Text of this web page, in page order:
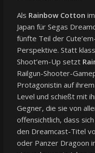
Als Rainbow Cotton
Japan für Segas
fünfte Teil der
Perspektive. Statt
Shoot’em-Up setzt
Railgun-Shooter-
Protagonistin auf
Level und schießt mit
Gegner, die sie von
offensichtlich, dass
den Dreamcast-Titel
oder Panzer Dragoon